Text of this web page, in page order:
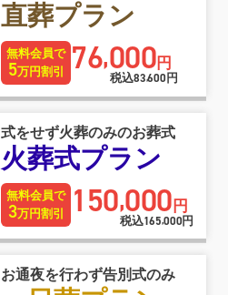
直葬プラン
無料会員で
5万円割引 76,000円
税込83,600 円
式をせず火葬のみのお葬式
火葬式プラン
無料会員で
3万円割引 150,000 円
税込165,000円
お通夜を行わず告別式のみ